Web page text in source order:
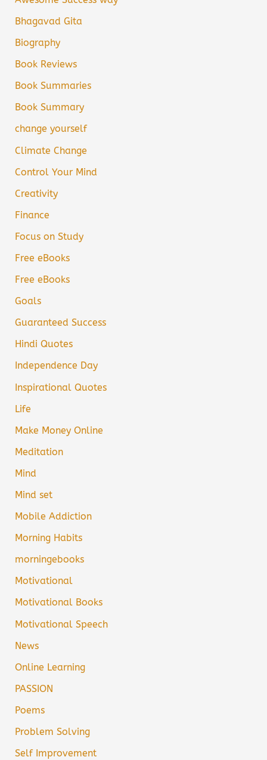
Bhagavad Gita
Biography
Book Reviews
Book Summaries
Book Summary
change yourself
Climate Change
Control Your Mind
Creativity
Finance
Focus on Study
Free eBooks
Free eBooks
Goals
Guaranteed Success
Hindi Quotes
Independence Day
Inspirational Quotes
Life
Make Money Online
Meditation
Mind
Mind set
Mobile Addiction
Morning Habits
morningebooks
Motivational
Motivational Books
Motivational Speech
News
Online Learning
PASSION
Poems
Problem Solving
Self Improvement